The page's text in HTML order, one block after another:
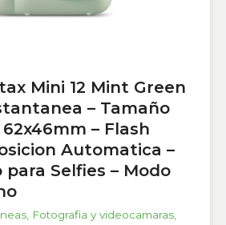
Mini 12 Mint Green
– Tamaño
– Flash
Automatica –
para Selfies – Modo
Fotografia y videocamaras